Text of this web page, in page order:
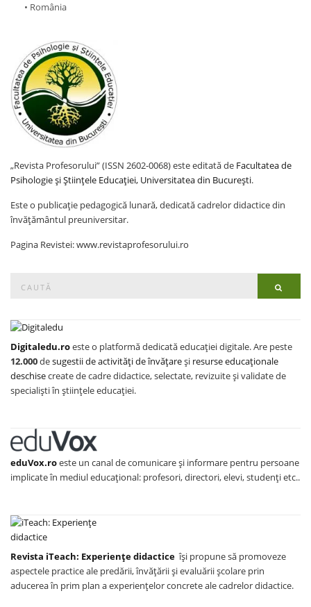
• România
„Revista Profesorului” (ISSN 2602-0068) este editată de Facultatea de
Psihologie și Științele Educației, Universitatea din București.
Este o publicație pedagogică lunară, dedicată cadrelor didactice din
învățământul preuniversitar.
Pagina Revistei: www.revistaprofesorului.ro
for:
Digitaledu.roeste o platformă dedicată educației digitale. Are peste
12.000desugestii de activități de învățareși resurse educaționale
deschisecreate de cadre didactice, selectate, revizuite și validate de
specialiști în științele educației.
eduVox.roeste un canal de comunicare și informare pentru persoane
implicate în mediul educațional: profesori, directori, elevi, studenți etc..
Revista iTeach: Experienţe didactice îşi propune să promoveze
aspectele practice ale predării, învăţării şi evaluării şcolare prin
aducerea în prim plan a experienţelor concrete ale cadrelor didactice.